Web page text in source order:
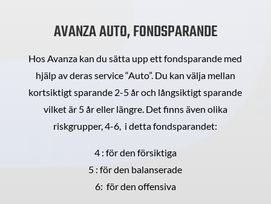
AVANZA AUTO, FONDSPARANDE
Hos Avanza kan du sätta upp ett fondsparande med
hjälp av deras service “Auto”. Du kan välja mellan
kortsiktigt sparande 2-5 år och långsiktigt sparande
vilket är 5 år eller längre. Det finns även olika
riskgrupper, 4-6, i detta fondsparandet:
4 : för den försiktiga
5 : för den balanserade
6: för den offensiva